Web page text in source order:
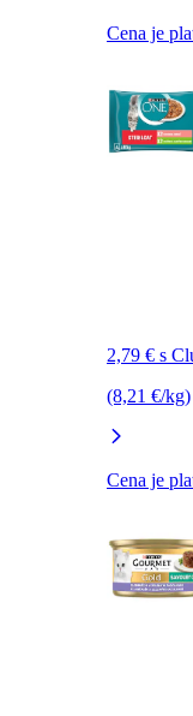
Cena je
2,79 € s
(8,21 €/kg)
Cena je